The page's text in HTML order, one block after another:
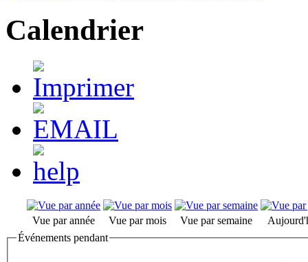
Calendrier
Vue par année Vue par mois Vue par semaine
Événements pendant